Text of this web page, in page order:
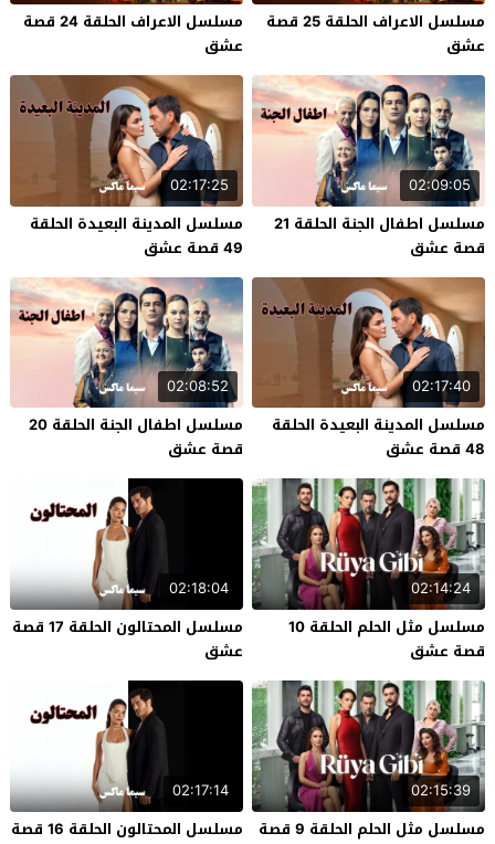
مسلسل الاعراف الحلقة 25 قصة
عشق
مسلسل الاعراف الحلقة 24 قصة
عشق
02:09:05
مسلسل اطفال الجنة الحلقة 21
قصة عشق
02:17:25
مسلسل المدينة البعيدة الحلقة
49 قصة عشق
02:17:40
مسلسل المدينة البعيدة الحلقة
48 قصة عشق
02:08:52
مسلسل اطفال الجنة الحلقة 20
قصة عشق
02:14:24
مسلسل مثل الحلم الحلقة 10
قصة عشق
02:18:04
مسلسل المحتالون الحلقة 17 قصة
عشق
02:15:39
مسلسل مثل الحلم الحلقة 9 قصة
02:17:14
مسلسل المحتالون الحلقة 16 قصة